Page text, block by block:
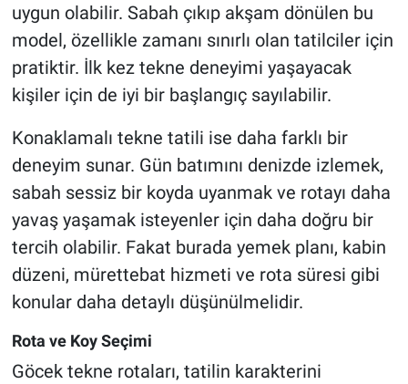
uygun olabilir. Sabah çıkıp akşam dönülen bu
model, özellikle zamanı sınırlı olan tatilciler için
pratiktir. İlk kez tekne deneyimi yaşayacak
kişiler için de iyi bir başlangıç sayılabilir.
Konaklamalı tekne tatili ise daha farklı bir
deneyim sunar. Gün batımını denizde izlemek,
sabah sessiz bir koyda uyanmak ve rotayı daha
yavaş yaşamak isteyenler için daha doğru bir
tercih olabilir. Fakat burada yemek planı, kabin
düzeni, mürettebat hizmeti ve rota süresi gibi
konular daha detaylı düşünülmelidir.
Rota ve Koy Seçimi
Göcek tekne rotaları, tatilin karakterini